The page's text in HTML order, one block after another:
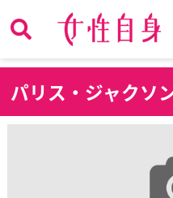
パリス・ジャクソ